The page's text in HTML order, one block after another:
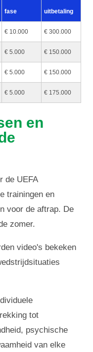
fase uitbetaling
€ 10.000 € 300.000
€ 5.000 € 150.000
€ 5.000 € 150.000
€ 5.000 € 175.000
en
de UEFA
trainingen en
voor de aftrap. De
zomer.
video's bekeken
tot
psychische
van elke